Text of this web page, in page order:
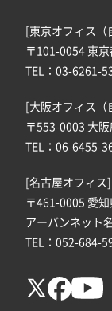
[東京オフィス（
〒101-0054 東
TEL：03-6261-
[大阪オフィス（
〒553-0003 大
TEL：06-6455-
[名古屋オフィス]
〒461-0005 愛
アーバンネット
TEL：052-684-